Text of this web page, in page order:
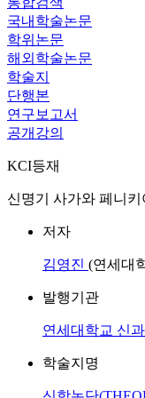
국내학술논문
학위논문
해외학술논문
학술지
단행본
연구보고서
공개강의
KCI등재
신명기 사가와 페니키
저자
김영진 (연세대
발행기관
연세대학교 신
학술지명